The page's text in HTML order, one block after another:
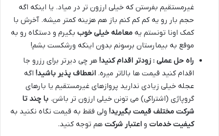
غیرمستقیم بفرستن که خیلی ارزون تر در میاد. یا اینکه اگه
حجم بار رو یه کم کم کنم باز هم هزینه کمتر میشه. آخرش با
کمک اونا تونستم یه معامله خیلی خوب بگیرم و دستگاه رو به
موقع به بیمارستان برسونم بدون اینکه ورشکست بشم!
راه حل عملی : زودتر اقدام کنید! هر چی دیرتر برای رزرو جا
اقدام کنید قیمت ها بالاتر میره. انعطاف پذیر باشید! اگه
عجله خیلی زیادی ندارید پروازهای غیرمستقیم یا بارهای
گروپاژی (اشتراکی) می تونن خیلی ارزون تر باشن. با چند تا
شرکت مختلف قیمت بگیرید! ولی فقط به قیمت نگاه نکنید به
کیفیت خدمات و اعتبار شرکت هم توجه کنید.